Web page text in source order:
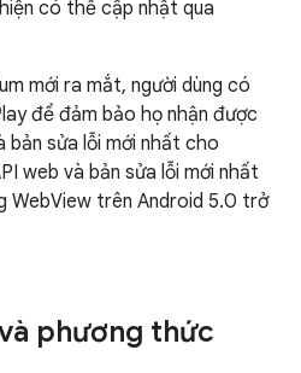
có thể cập nhật qua
mới ra mắt, người dùng có
để đảm bảo họ nhận được
bản sửa lỗi mới nhất cho
web và bản sửa lỗi mới nhất
WebView trên Android 5.0 trở
phương thức